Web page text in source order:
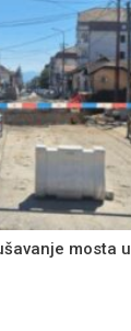
mosta u